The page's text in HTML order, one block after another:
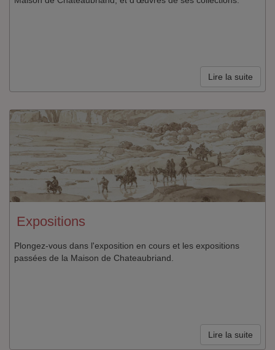
Lire la suite
Expositions
Plongez-vous dans l'exposition en cours et les expositions
passées de la Maison de Chateaubriand.
Lire la suite